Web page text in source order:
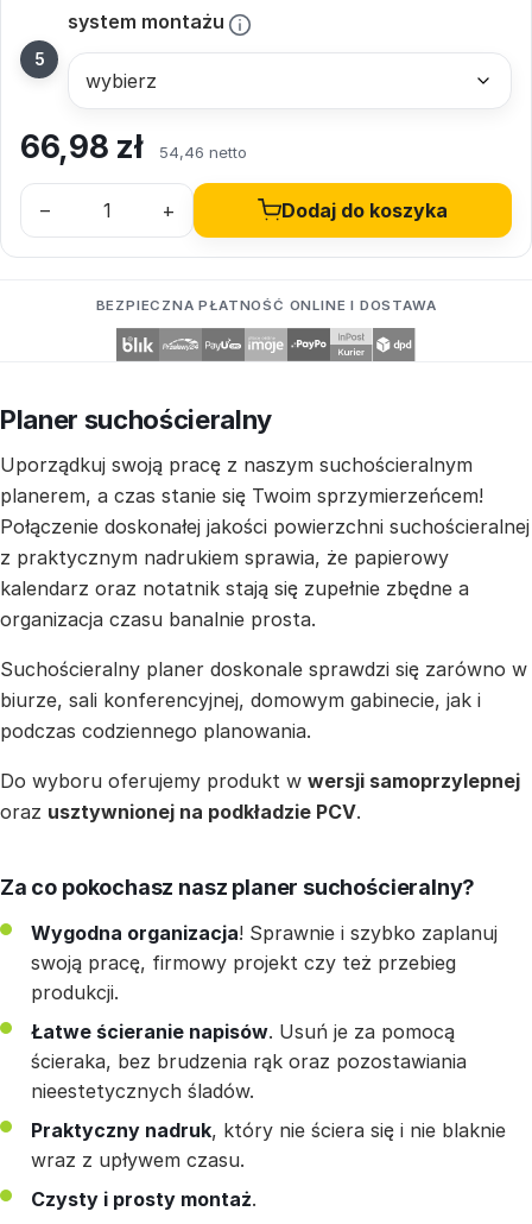
system montażu
66,98 zł 54,46 netto
– + Dodaj do koszyka
BEZPIECZNA PŁATNOŚĆ ONLINE I DOSTAWA
Planer suchościeralny
Uporządkuj swoją pracę z naszym suchościeralnym
planerem, a czas stanie się Twoim sprzymierzeńcem!
Połączenie doskonałej jakości powierzchni suchościeralnej
z praktycznym nadrukiem sprawia, że papierowy
kalendarz oraz notatnik stają się zupełnie zbędne a
organizacja czasu banalnie prosta.
Suchościeralny planer doskonale sprawdzi się zarówno w
biurze, sali konferencyjnej, domowym gabinecie, jak i
podczas codziennego planowania.
Do wyboru oferujemy produkt w wersji samoprzylepnej
oraz usztywnionej na podkładzie PCV.
Za co pokochasz nasz planer suchościeralny?
Wygodna organizacja! Sprawnie i szybko zaplanuj
swoją pracę, firmowy projekt czy też przebieg
produkcji.
Łatwe ścieranie napisów. Usuń je za pomocą
ścieraka, bez brudzenia rąk oraz pozostawiania
nieestetycznych śladów.
Praktyczny nadruk, który nie ściera się i nie blaknie
wraz z upływem czasu.
Czysty i prosty montaż.